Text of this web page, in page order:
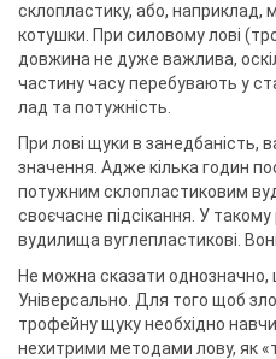
склопластику, або, наприклад,
котушки. При силовому лові
довжина не дуже важлива,
частину часу перебувають у
лад та потужність.
При лові щуки в занедбаність,
значення. Адже кілька годин
потужним склопластиковим
своєчасне підсікання. У
вудилища вуглепластикові.
Не можна сказати
Універсально. Для того щоб
трофейну щуку необхідно
нехитрими методами лову, як